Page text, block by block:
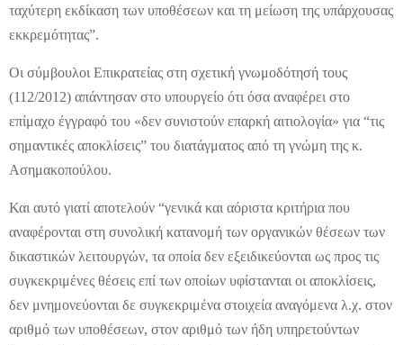
ταχύτερη εκδίκαση των υποθέσεων και τη μείωση της υπάρχουσας
εκκρεμότητας”.
Οι σύμβουλοι Επικρατείας στη σχετική γνωμοδότησή τους
(112/2012) απάντησαν στο υπουργείο ότι όσα αναφέρει στο
επίμαχο έγγραφό του «δεν συνιστούν επαρκή αιτιολογία» για “τις
σημαντικές αποκλίσεις” του διατάγματος από τη γνώμη της κ.
Ασημακοπούλου.
Και αυτό γιατί αποτελούν “γενικά και αόριστα κριτήρια που
αναφέρονται στη συνολική κατανομή των οργανικών θέσεων των
δικαστικών λειτουργών, τα οποία δεν εξειδικεύονται ως προς τις
συγκεκριμένες θέσεις επί των οποίων υφίστανται οι αποκλίσεις,
δεν μνημονεύονται δε συγκεκριμένα στοιχεία αναγόμενα λ.χ. στον
αριθμό των υποθέσεων, στον αριθμό των ήδη υπηρετούντων